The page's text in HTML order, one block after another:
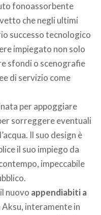
fonoassorbente
che negli ultimi
successo tecnologico
impiegato non solo
sfondi o scenografie
di servizio come
per appoggiare
sorreggere eventuali
Il suo design è
il suo impiego da
impeccabile
nuovo appendiabiti a
Aksu, interamente in